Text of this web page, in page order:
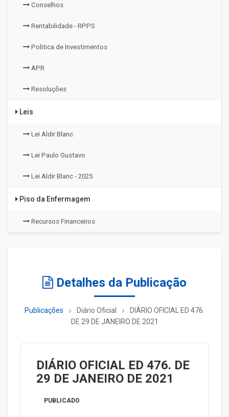
Conselhos
Rentabilidade - RPPS
Politica de Investimentos
APR
Resoluções
Leis
Lei Aldir Blanc
Lei Paulo Gustavo
Lei Aldir Blanc - 2025
Piso da Enfermagem
Recursos Financeiros
Detalhes da Publicação
Publicações Diário Oficial
DIÁRIO OFICIAL ED 476.
DE 29 DE JANEIRO DE 2021
DIÁRIO OFICIAL ED 476. DE
29 DE JANEIRO DE 2021
PUBLICADO